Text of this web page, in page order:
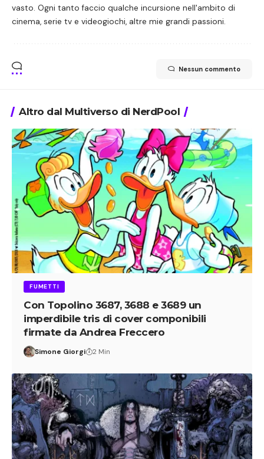
vasto. Ogni tanto faccio qualche incursione nell'ambito di
cinema, serie tv e videogiochi, altre mie grandi passioni.
Nessun commento
Altro dal Multiverso di NerdPool
FUMETTI
Con Topolino 3687, 3688 e 3689 un
imperdibile tris di cover componibili
firmate da Andrea Freccero
Simone Giorgi 2 Min